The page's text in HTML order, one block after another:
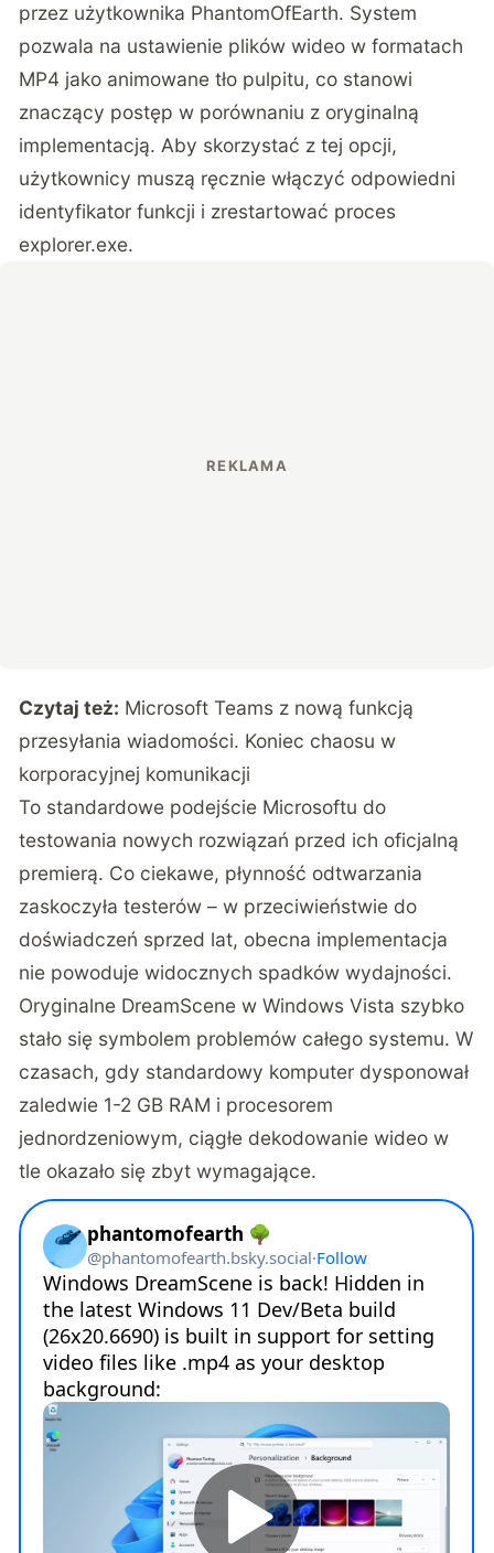
przez użytkownika PhantomOfEarth. System
pozwala na ustawienie plików wideo w formatach
MP4 jako animowane tło pulpitu, co stanowi
znaczący postęp w porównaniu z oryginalną
implementacją. Aby skorzystać z tej opcji,
użytkownicy muszą ręcznie włączyć odpowiedni
identyfikator funkcji i zrestartować proces
explorer.exe.
Czytaj też: Microsoft Teams z nową funkcją
przesyłania wiadomości. Koniec chaosu w
korporacyjnej komunikacji
To standardowe podejście Microsoftu do
testowania nowych rozwiązań przed ich oficjalną
premierą. Co ciekawe, płynność odtwarzania
zaskoczyła testerów – w przeciwieństwie do
doświadczeń sprzed lat, obecna implementacja
nie powoduje widocznych spadków wydajności.
Oryginalne DreamScene w Windows Vista szybko
stało się symbolem problemów całego systemu. W
czasach, gdy standardowy komputer dysponował
zaledwie 1-2 GB RAM i procesorem
jednordzeniowym, ciągłe dekodowanie wideo w
tle okazało się zbyt wymagające.